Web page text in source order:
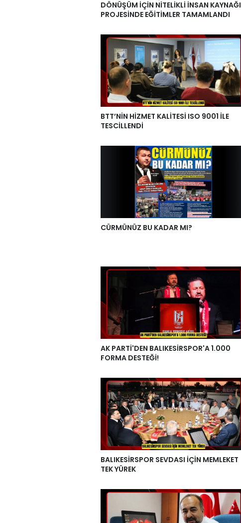
DÖNÜŞÜM İÇİN NİTELİKLİ İNSAN KAYNAĞI
PROJESİNDE EĞİTİMLER TAMAMLANDI
BTT’NİN HİZMET KALİTESİ ISO 9001 İLE
TESCİLLENDİ
CÜRMÜNÜZ BU KADAR MI?
AK PARTİ'DEN BALIKESİRSPOR'A 1.000
FORMA DESTEĞİ!
BALIKESİRSPOR SEVDASI İÇİN MEMLEKET
TEK YÜREK